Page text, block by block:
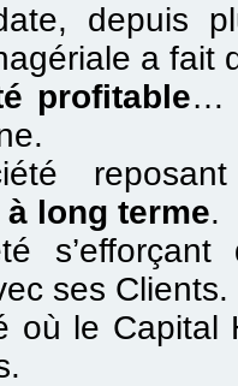
depuis
a fait
profitable…
à long terme.
ses Clients.
où le Capital